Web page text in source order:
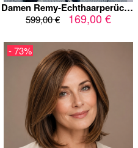
Damen Remy-Echthaarperücke langer Stufenschnitt 16 Zoll – Haselnussbraun mit Karamell-Highlights – Lace Front – glatt
599,00 € 169,00 €
- 73%